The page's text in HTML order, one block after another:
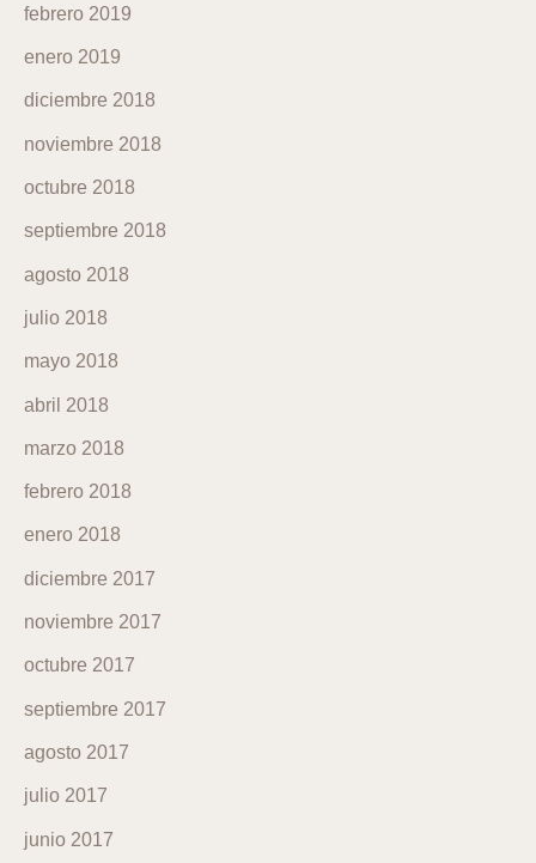
febrero 2019
enero 2019
diciembre 2018
noviembre 2018
octubre 2018
septiembre 2018
agosto 2018
julio 2018
mayo 2018
abril 2018
marzo 2018
febrero 2018
enero 2018
diciembre 2017
noviembre 2017
octubre 2017
septiembre 2017
agosto 2017
julio 2017
junio 2017